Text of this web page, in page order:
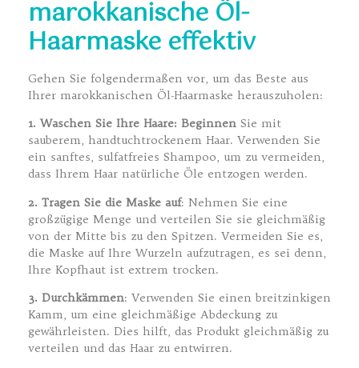
marokkanische Öl-
Haarmaske effektiv
Gehen Sie folgendermaßen vor, um das Beste aus
Ihrer marokkanischen Öl-Haarmaske herauszuholen:
1. Waschen Sie Ihre Haare: Beginnen Sie mit
sauberem, handtuchtrockenem Haar. Verwenden Sie
ein sanftes, sulfatfreies Shampoo, um zu vermeiden,
dass Ihrem Haar natürliche Öle entzogen werden.
2. Tragen Sie die Maske auf: Nehmen Sie eine
großzügige Menge und verteilen Sie sie gleichmäßig
von der Mitte bis zu den Spitzen. Vermeiden Sie es,
die Maske auf Ihre Wurzeln aufzutragen, es sei denn,
Ihre Kopfhaut ist extrem trocken.
3. Durchkämmen: Verwenden Sie einen breitzinkigen
Kamm, um eine gleichmäßige Abdeckung zu
gewährleisten. Dies hilft, das Produkt gleichmäßig zu
verteilen und das Haar zu entwirren.